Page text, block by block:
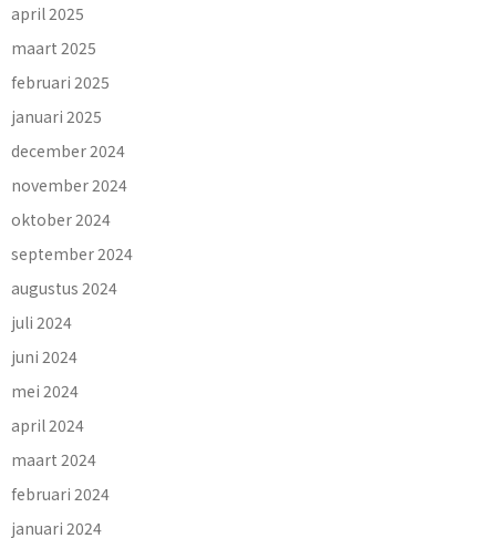
april 2025
maart 2025
februari 2025
januari 2025
december 2024
november 2024
oktober 2024
september 2024
augustus 2024
juli 2024
juni 2024
mei 2024
april 2024
maart 2024
februari 2024
januari 2024